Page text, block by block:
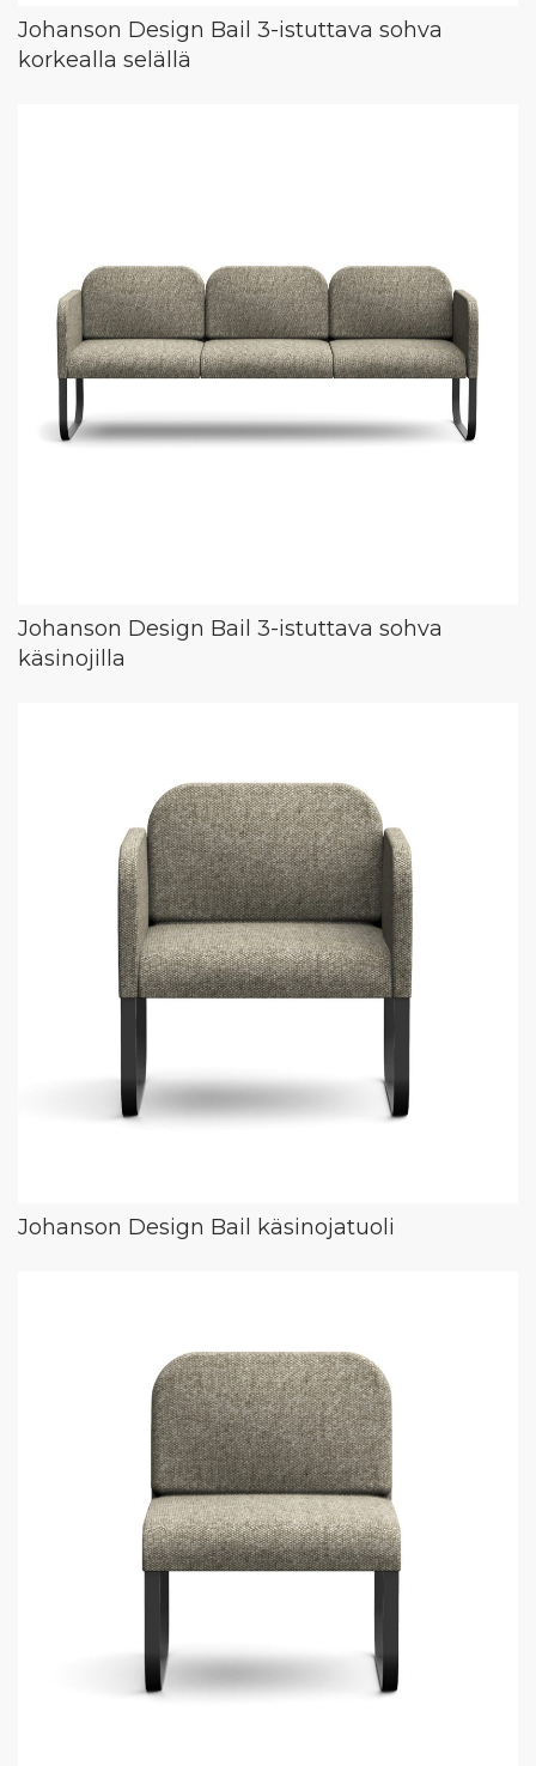
Johanson Design Bail 3-istuttava sohva
korkealla selällä
Johanson Design Bail 3-istuttava sohva
käsinojilla
Johanson Design Bail käsinojatuoli